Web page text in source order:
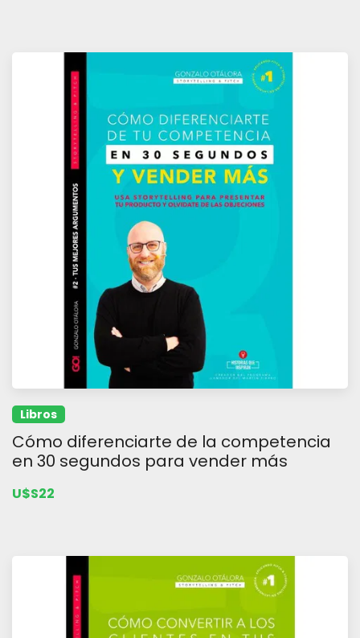
Libros
Cómo diferenciarte de la competencia
en 30 segundos para vender más
U$S22